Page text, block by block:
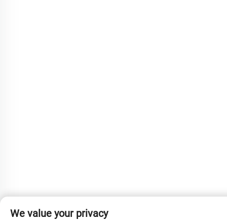
We value your privacy